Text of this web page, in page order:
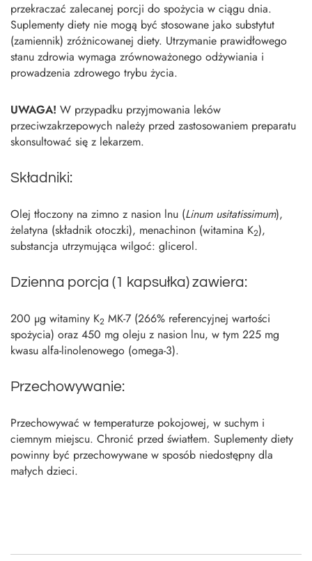
przekraczać zalecanej porcji do spożycia w ciągu dnia.
Suplementy diety nie mogą być stosowane jako substytut
(zamiennik) zróżnicowanej diety. Utrzymanie prawidłowego
stanu zdrowia wymaga zrównoważonego odżywiania i
prowadzenia zdrowego trybu życia.
UWAGA! W przypadku przyjmowania leków
przeciwzakrzepowych należy przed zastosowaniem preparatu
skonsultować się z lekarzem.
Składniki:
Olej tłoczony na zimno z nasion lnu (Linum usitatissimum),
żelatyna (składnik otoczki), menachinon (witamina K2),
substancja utrzymująca wilgoć: glicerol.
Dzienna porcja (1 kapsułka) zawiera:
200 μg witaminy K2 MK-7 (266% referencyjnej wartości
spożycia) oraz 450 mg oleju z nasion lnu, w tym 225 mg
kwasu alfa-linolenowego (omega-3).
Przechowywanie:
Przechowywać w temperaturze pokojowej, w suchym i
ciemnym miejscu. Chronić przed światłem. Suplementy diety
powinny być przechowywane w sposób niedostępny dla
małych dzieci.